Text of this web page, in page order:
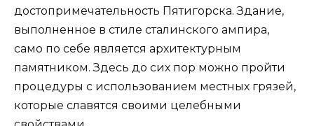
достопримечательность Пятигорска. Здание,
выполненное в стиле сталинского ампира,
само по себе является архитектурным
памятником. Здесь до сих пор можно пройти
процедуры с использованием местных грязей,
которые славятся своими целебными